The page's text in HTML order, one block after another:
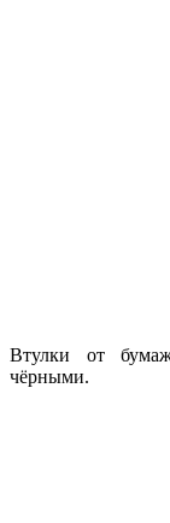
Втулки от
чёрными.